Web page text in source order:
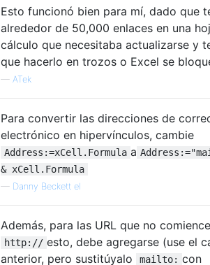
Esto funcionó bien para mí, dado que
alrededor de 50,000 enlaces en una
cálculo que necesitaba actualizarse y
que hacerlo en trozos o Excel se
— ATek
Para convertir las direcciones de
electrónico en hipervínculos, cambie
Address:=xCell.Formula a
& xCell.Formula
— Danny Beckett el
Además, para las URL que no
http:// esto, debe agregarse (use el
anterior, pero sustitúyalo
mailto: con